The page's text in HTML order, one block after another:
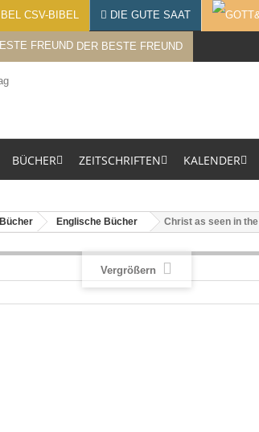
CSV-BIBEL DIE GUTE SAAT
DER BESTE FREUND
BÜCHER ZEITSCHRIFTEN KALENDER
Bücher Englische Bücher Christ as seen in
Vergrößern